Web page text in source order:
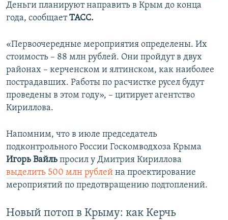
Деньги планируют направить в Крым до конца
года, сообщаетТАСС.
«Первоочередные мероприятия определены. Их
стоимость – 88 млн рублей. Они пройдут в двух
районах – керченском и ялтинском, как наиболее
пострадавших. Работы по расчистке русел будут
проведены в этом году», – цитирует агентство
Кириллова.
Напомним, что в июле председатель
подконтрольного России Госкомводхоза Крыма
Игорь Вайль просил у Дмитрия Кириллова
выделить 500 млн рублей на проектирование
мероприятий по предотвращению подтоплений.
Новый потоп в Крыму: как Керчь